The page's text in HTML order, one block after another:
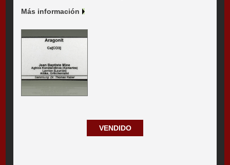
Más información
VENDIDO